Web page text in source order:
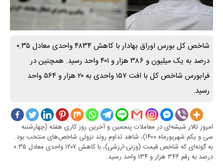
شاخص کل بورس اوراق بهادار با کاهش ۴۸۳۴ واحدی معادل ۰.۳۵
درصد به یک میلیون و ۳۸۶ هزار و ۴۰۱ واحد رسید. همچنین در
فرابورس شاخص کل با افت ۱۵۷ واحدی به ۲۰ هزار و ۵۶۴ واحد
رسید.
امروز تالار شیشه‌ای در معاملات پنجمین و آخرین روز کاری هفته (چهارشنبه
سی و یکم شهریورماه ۱۴۰۰)، شاهد تداوم روند نزولی شاخص‌های منتخب بود.
به گونه‌ای که شاخص قیمت (وزنی-ارزشی)، با کاهش ۱۲۰۷ واحدی معادل ۰.۳۵
درصد به رقم ۳۴۶ هزار و ۱۳۴ واحد رسید.